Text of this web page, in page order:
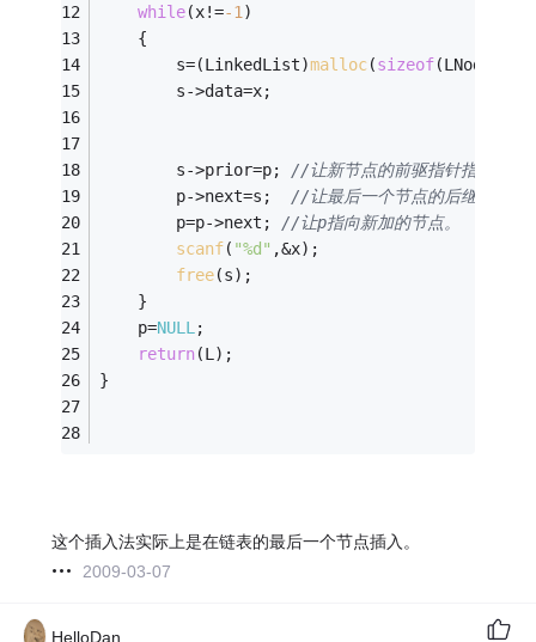
while(x!=-1 )
    {
        s=(LinkedList)
malloc(sizeof(LNode));
        s->data=x;
        s->prior=p;
//让新节点的前驱指针指向原
        p->next=s;
//让最后一个节点的后继指针
        p=p->next;
//让p指向新加的节点。
scanf( "%d" ,&x);
free(s);
    }
    p=
NULL ;
return(L);
}
这个插入法实际上是在链表的最后一个节点插入。
2009-03-07
HelloDan